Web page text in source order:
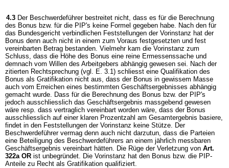
4.3 Der Beschwerdeführer bestreitet nicht, dass es für die Berechnung
des Bonus bzw. für die PIP's keine Formel gegeben habe. Nach den für
das Bundesgericht verbindlichen Feststellungen der Vorinstanz hat der
Bonus denn auch nicht in einem zum Voraus festgesetzten und fest
vereinbarten Betrag bestanden. Vielmehr kam die Vorinstanz zum
Schluss, dass die Höhe des Bonus eine reine Ermessenssache und
demnach vom Willen des Arbeitgebers abhängig gewesen sei. Nach der
zitierten Rechtsprechung (vgl. E. 3.1) schliesst eine Qualifikation des
Bonus als Gratifikation nicht aus, dass der Bonus in gewissem Masse
auch vom Erreichen eines bestimmten Geschäftsergebnisses abhängig
gemacht wurde. Dass für die Berechnung des Bonus bzw. der PIP's
jedoch ausschliesslich das Geschäftsergebnis massgebend gewesen
wäre resp. dass vertraglich vereinbart worden wäre, dass der Bonus
ausschliesslich auf einer klaren Prozentzahl am Gesamtergebnis basiere,
findet in den Feststellungen der Vorinstanz keine Stütze. Der
Beschwerdeführer vermag denn auch nicht darzutun, dass die Parteien
eine Beteiligung des Beschwerdeführers an einem jährlich messbaren
Geschäftsergebnis vereinbart hätten. Die Rüge der Verletzung von Art.
322a OR ist unbegründet. Die Vorinstanz hat den Bonus bzw. die PIP-
Anteile zu Recht als Gratifikation qualifiziert.